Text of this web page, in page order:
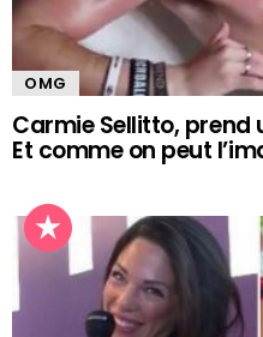
OMG
Carmie Sellitto, prend
Et comme on peut